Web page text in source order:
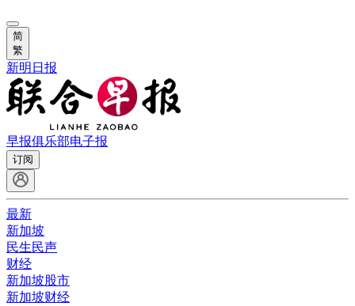
简
繁
新明日报
早报俱乐部电子报
订阅
最新
新加坡
民生民声
财经
新加坡股市
新加坡财经